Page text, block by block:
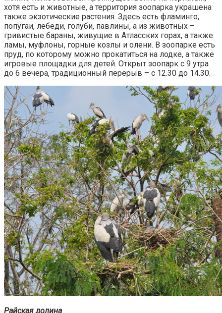
хотя есть и животные, а территория зоопарка украшена
также экзотические растения. Здесь есть фламинго,
попугаи, лебеди, голуби, павлины, а из животных –
гривистые бараны, живущие в Атласских горах, а также
ламы, муфлоны, горные козлы и олени. В зоопарке есть
пруд, по которому можно прокатиться на лодке, а также
игровые площадки для детей. Открыт зоопарк с 9 утра
до 6 вечера, традиционный перерыв – с 12.30 до 14.30.
Райская долина